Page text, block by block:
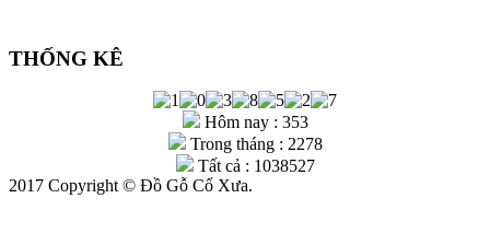
THỐNG KÊ
Hôm nay : 353
Trong tháng : 2278
Tất cả : 1038527
2017 Copyright © Đồ Gỗ Cổ Xưa.